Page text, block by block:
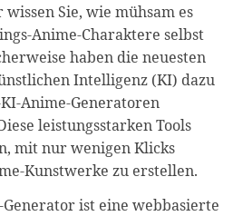
Sie, wie mühsam es
Anime-Charaktere selbst
haben die neuesten
Intelligenz (KI) dazu
Anime-Generatoren
leistungsstarken Tools
mit nur wenigen Klicks
Kunstwerke zu erstellen.
ist eine webbasierte